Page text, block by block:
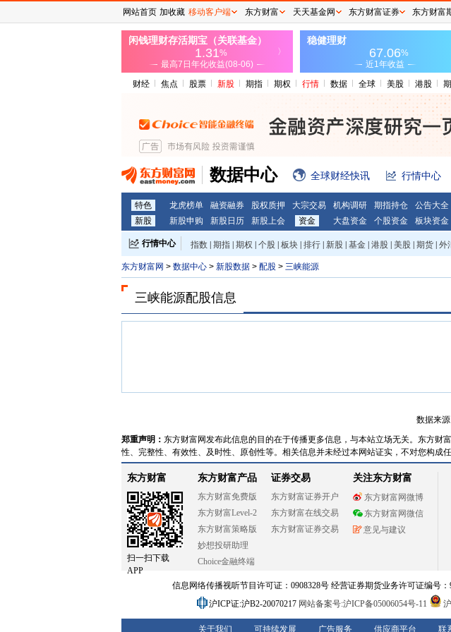
财经 焦点 股票 新股 期指 期权 行情 数据 全球 美股 港股
数据中心 全球财经快讯 行情中心
特色 龙虎榜单 融资融券 股权质押 大宗交易 机构调研 期指持仓 公告大全
新股
新股申购 新股日历 新股上会 资金 大盘资金 个股资金 板块资金
行情中心 指数 期指 期权 个股 板块 排行 新股 基金 港股 美股 期货 外
东方财富网 > 数据中心 > 新股数据 > 配股 > 三峡能源
三峡能源配股信息
数据来源
郑重声明： 东方财富网发布此信息的目的在于传播更多信息，与本站立场无关。东方
性、完整性、有效性、及时性、原创性等。相关信息并未经过本网站证实，不对您构成
东方财富
扫一扫下载
APP
东方财富产品
东方财富免费版
东方财富Level-2
东方财富策略版
妙想投研助理
Choice金融终端
证券交易
东方财富证券开户
东方财富在线交易
东方财富证券交易
关注东方财富
东方财富网微博
东方财富网微信
意见与建议
信息网络传播视听节目许可证：0908328号 经营证券期货业务许可证编号：
沪ICP证:沪B2-20070217 网站备案号:沪ICP备05006054号-11
关于我们 可持续发展 广告服务 供应商平台 联
网站首页 加收藏 移动客户端 东方财富 天天基金网 东方财富证券 东方财富